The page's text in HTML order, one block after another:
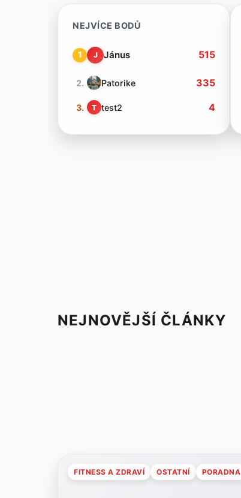
NEJVÍCE BODŮ
1 J Jánus 515
2. Patorike 335
3. T test2 4
NEJNOVĚJŠÍ ČLÁNKY
FITNESS A ZDRAVÍ OSTATNÍ PORADNA